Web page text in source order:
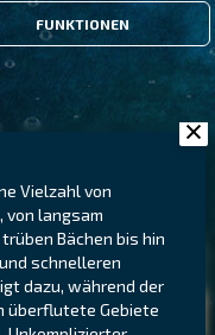
FUNKTIONEN
Vielzahl von
von langsam
Bächen bis hin
schnelleren
dazu, während der
überflutete Gebiete
GALAPAGOS-INSELN
MEXIKANISCHER